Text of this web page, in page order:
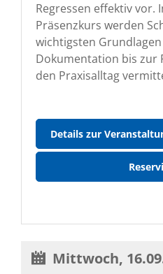
Regressen effektiv vor.
Präsenzkurs werden
wichtigsten
Dokumentation bis zur
den Praxisalltag
Details zur
Mittwoch,